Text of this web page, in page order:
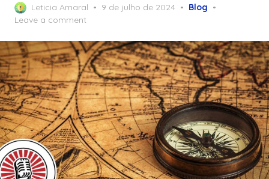
Leticia Amaral
Posted
9 de julho de 2024
Blog
Leave a comment